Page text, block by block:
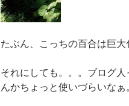
たぶん、こっちの百合は巨大
それにしても。。。ブログ
んかちょっと使いづらいなぁ